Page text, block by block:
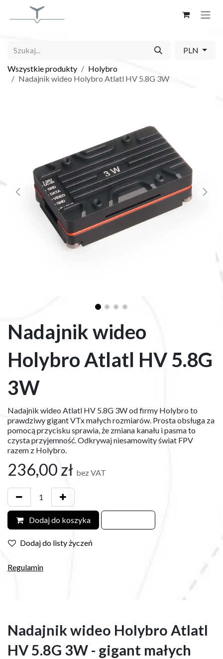
Skip to Content
PLN
Wszystkie produkty
Holybro
Nadajnik wideo Holybro Atlatl HV 5.8G 3W
Nadajnik wideo
Holybro Atlatl HV 5.8G
3W
Nadajnik wideo Atlatl HV 5.8G 3W od firmy Holybro to
prawdziwy gigant VTx małych rozmiarów. Prosta obsługa za
pomocą przycisku sprawia, że zmiana kanału i pasma to
czysta przyjemność. Odkrywaj niesamowity świat FPV
razem z Holybro.
236,00 zł bez VAT
Dodaj do koszyka
Dodaj do listy życzeń
Regulamin
Nadajnik wideo Holybro Atlatl
HV 5.8G 3W - gigant małych